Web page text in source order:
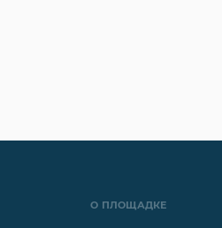
О ПЛОЩАДКЕ